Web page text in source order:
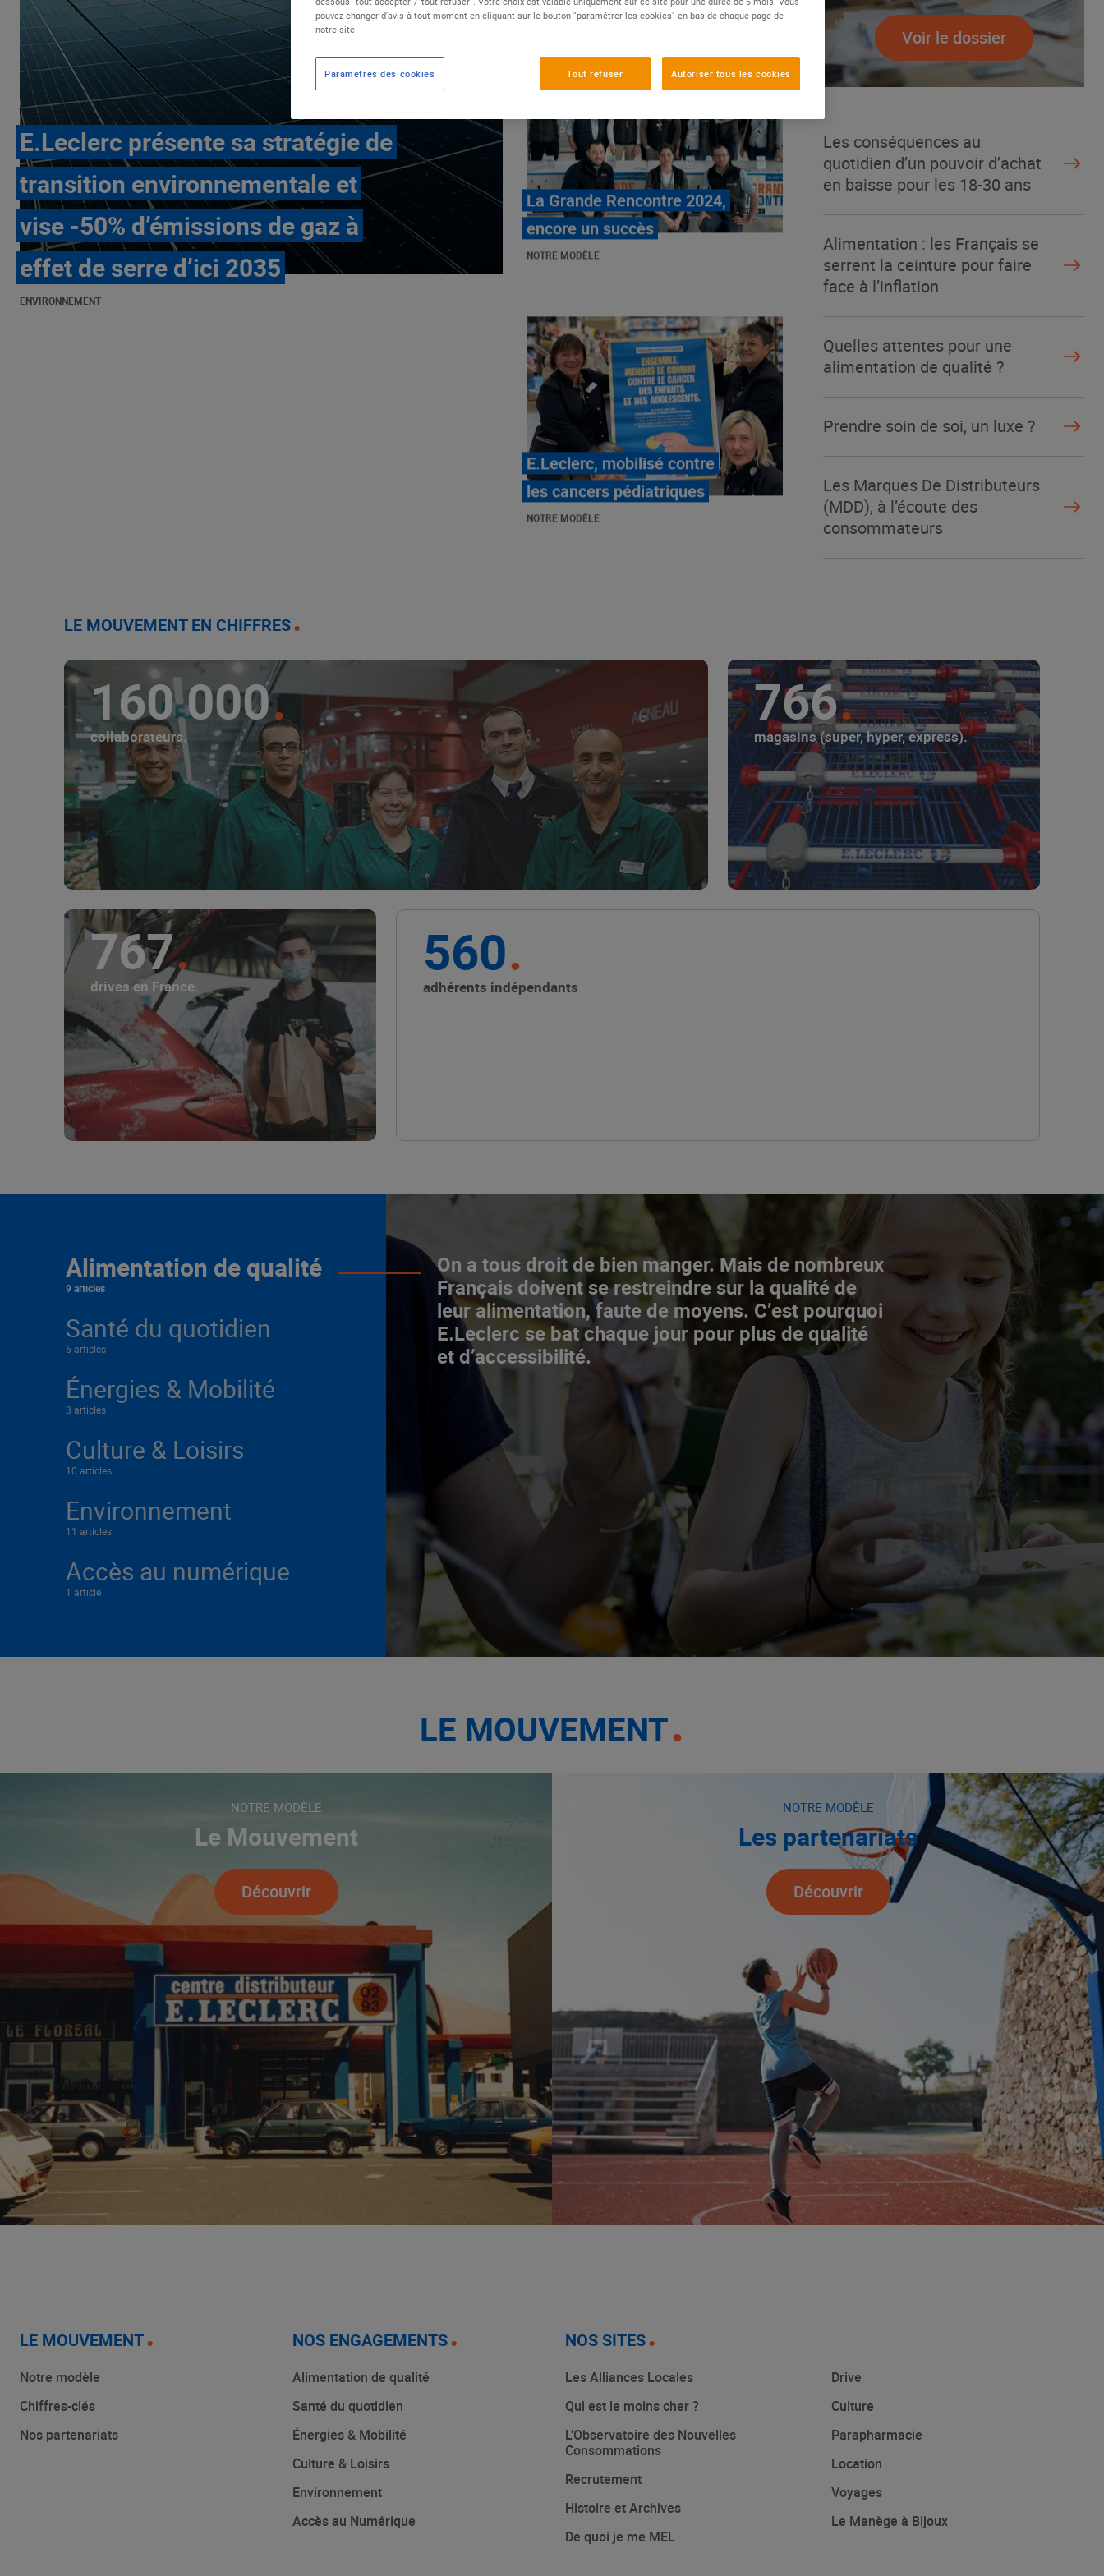
E.Leclerc présente sa stratégie de
transition environnementale et
vise -50% d’émissions de gaz à
effet de serre d’ici 2035
ENVIRONNEMENT
E.Leclerc, mobilisé contre
les cancers pédiatriques
NOTRE MODÈLE
LE MOUVEMENT
E.LECLERC ET SES
COMBATS
NOTRE MODÈLE
« Repérage » - La nouvelle
revue de tendances de
Marque Repère
ALIMENTATION DE QUALITÉ
producteurs avec les
L’ascenceur social
fonctionne chez E.Leclerc !
NOTRE MODÈLE
La Grande Rencontre 2024,
Voir le dossier
Les conséquences au
quotidien d’un pouvoir d’achat
en baisse pour les 18-30 ans
Alimentation : les Français se
serrent la ceinture pour faire
face à l’inflation
Quelles attentes pour une
alimentation de qualité ?
Prendre soin de soi, un luxe ?
Les Marques De Distributeurs
(MDD), à l’écoute des
consommateurs
LE MOUVEMENT EN CHIFFRES
160 000
collaborateurs.
766
magasins (super, hyper, express).
767
drives en France.
560
adhérents indépendants
Alimentation de qualité
9 articles
On a tous droit de bien manger. Mais de nombreux
Français doivent se restreindre sur la qualité de
leur alimentation, faute de moyens. C’est pourquoi
E.Leclerc se bat chaque jour pour plus de qualité
et d’accessibilité.
Santé du quotidien
6 articles
Énergies & Mobilité
3 articles
Culture & Loisirs
10 articles
Environnement
11 articles
Accès au numérique
1 article
LE MOUVEMENT
NOTRE MODÈLE
Le Mouvement
Découvrir
NOTRE MODÈLE
Les partenariats
Découvrir
LE MOUVEMENT
Notre modèle
Chiffres-clés
Nos partenariats
NOS ENGAGEMENTS
Alimentation de qualité
Santé du quotidien
Énergies & Mobilité
Culture & Loisirs
Environnement
Accès au Numérique
NOS SITES
Les Alliances Locales
Qui est le moins cher ?
L’Observatoire des Nouvelles
Consommations
Recrutement
Histoire et Archives
De quoi je me MEL
Drive
Culture
Parapharmacie
Location
Voyages
Le Manège à Bijoux
pouvez changer d'avis à tout moment en cliquant sur le bouton "paramétrer les cookies" en bas de chaque page de
notre site.
Tout refuser Autoriser tous les cookies
Paramètres des cookies